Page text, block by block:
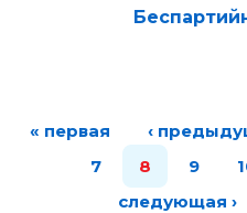
« первая ‹
7
8 9
следующая ›